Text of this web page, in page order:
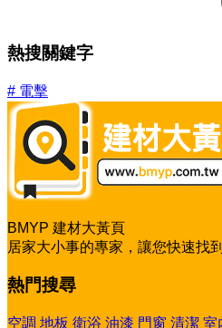
熱搜關鍵字
# 電擊
BMYP 建材大黃頁
居家大小事的專家，讓您快速找
熱門搜尋
空調 地板 衛浴 油漆 門窗 清潔 室